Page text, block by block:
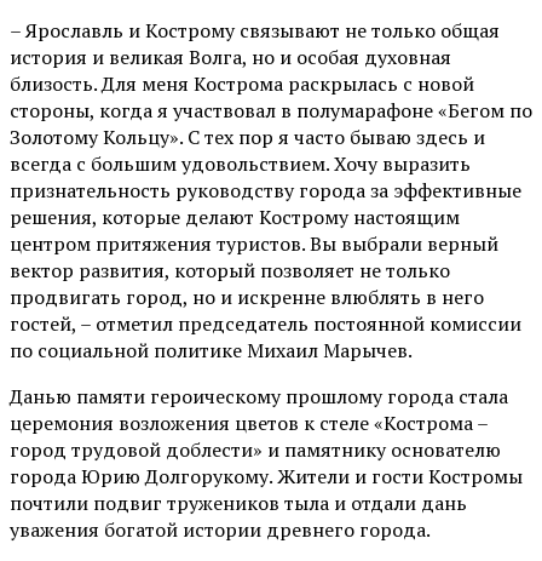
– Ярославль и Кострому связывают не только общая
история и великая Волга, но и особая духовная
близость. Для меня Кострома раскрылась с новой
стороны, когда я участвовал в полумарафоне «Бегом по
Золотому Кольцу». С тех пор я часто бываю здесь и
всегда с большим удовольствием. Хочу выразить
признательность руководству города за эффективные
решения, которые делают Кострому настоящим
центром притяжения туристов. Вы выбрали верный
вектор развития, который позволяет не только
продвигать город, но и искренне влюблять в него
гостей, – отметил председатель постоянной комиссии
по социальной политике Михаил Марычев.
Данью памяти героическому прошлому города стала
церемония возложения цветов к стеле «Кострома –
город трудовой доблести» и памятнику основателю
города Юрию Долгорукому. Жители и гости Костромы
почтили подвиг тружеников тыла и отдали дань
уважения богатой истории древнего города.